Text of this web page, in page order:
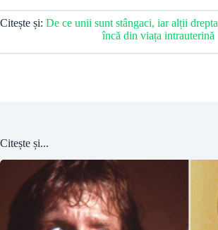
Citește și: De ce unii sunt stângaci, iar alții
încă din viața intrauterină
Citește și...